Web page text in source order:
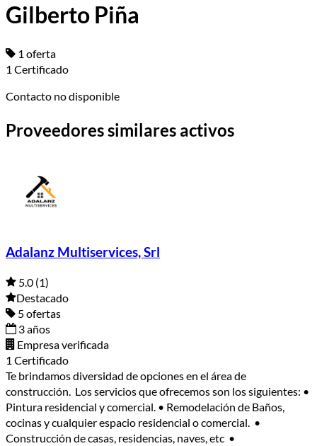
Gilberto Piña
1 oferta
1 Certificado
Contacto no disponible
Proveedores similares activos
Adalanz Multiservices, Srl
5.0 (1)
Destacado
5 ofertas
3 años
Empresa verificada
1 Certificado
Te brindamos diversidad de opciones en el área de
construcción. Los servicios que ofrecemos son los siguientes: •
Pintura residencial y comercial. • Remodelación de Baños,
cocinas y cualquier espacio residencial o comercial. •
Construcción de casas, residencias, naves, etc •